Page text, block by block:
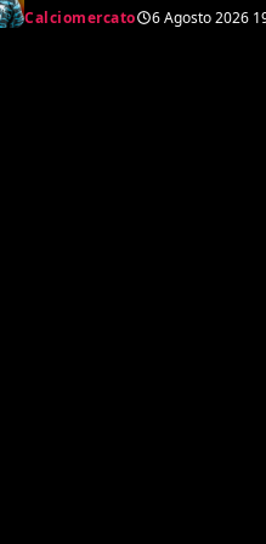
Calciomercato 6 Agosto 2026